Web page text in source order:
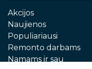
Akcijos
Naujienos
Populiariausi
Remonto darbams
Namams ir sau